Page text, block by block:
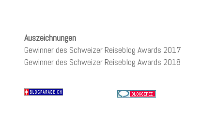
Auszeichnungen
Gewinner des Schweizer Reiseblog Awards 2017
Gewinner des Schweizer Reiseblog Awards 2018